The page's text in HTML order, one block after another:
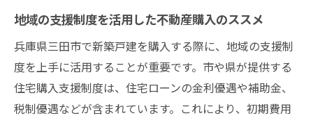
地域の支援制度を活用した不動産購入のススメ
兵庫県三田市で新築戸建を購入する際に、地域の支援制
度を上手に活用することが重要です。市や県が提供する
住宅購入支援制度は、住宅ローンの金利優遇や補助金、
税制優遇などが含まれています。これにより、初期費用